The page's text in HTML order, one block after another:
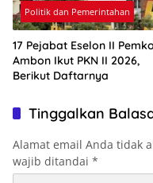
Politik dan Pemerintahan
17 Pejabat Eselon II
Ambon Ikut PKN II 2026,
Berikut Daftarnya
Tinggalkan
Alamat email Anda tidak
wajib ditandai *